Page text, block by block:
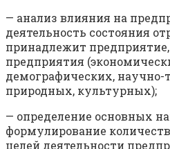
— анализ влияния на
деятельность состояния
принадлежит
предприятия
демографических, научно-
природных, культурных);
— определение основных
формулирование
целей деятельности